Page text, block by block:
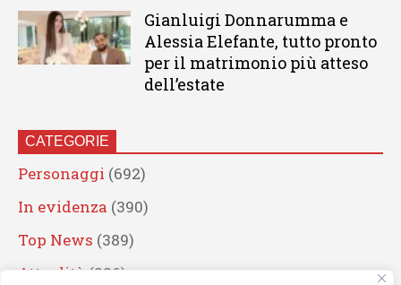
Gianluigi Donnarumma e
Alessia Elefante, tutto pronto
per il matrimonio più atteso
dell’estate
CATEGORIE
Personaggi (692)
In evidenza (390)
Top News (389)
Attualità (336)